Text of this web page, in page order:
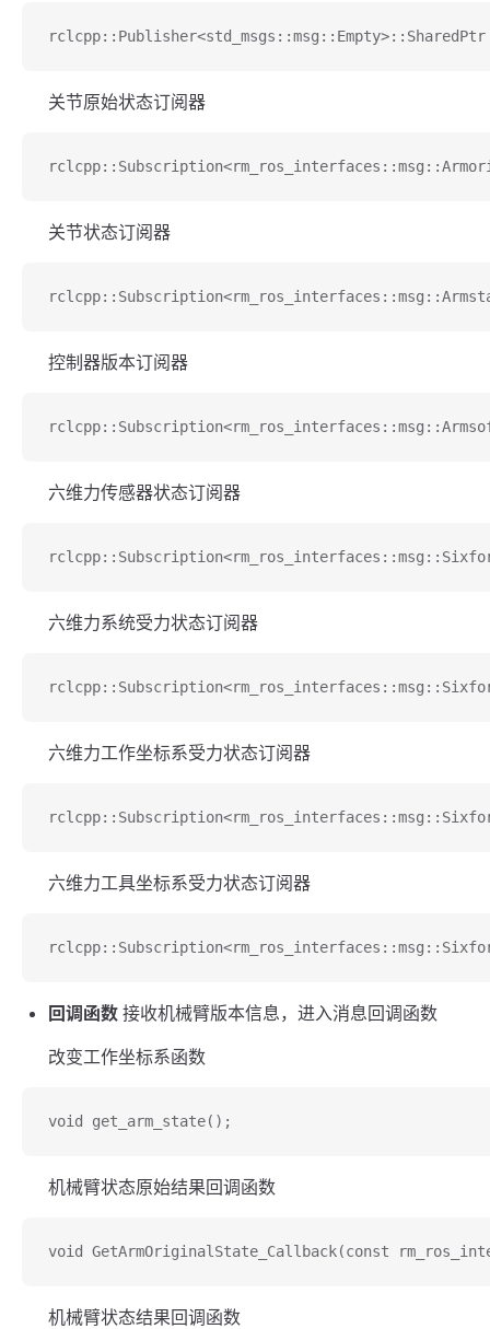
关节原始状态订阅器
关节状态订阅器
控制器版本订阅器
六维力传感器状态订阅器
六维力系统受力状态订阅器
六维力工作坐标系受力状态订阅器
六维力工具坐标系受力状态订阅器
回调函数 接收机械臂版本信息，进入消息回调函数
改变工作坐标系函数
void get_arm_state();
机械臂状态原始结果回调函数
void GetArmOriginalState_Callback(const
机械臂状态结果回调函数